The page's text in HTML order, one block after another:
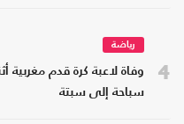
4
رياضة
وفاة لاعبة كرة قدم مغربية
سباحة إلى سبتة